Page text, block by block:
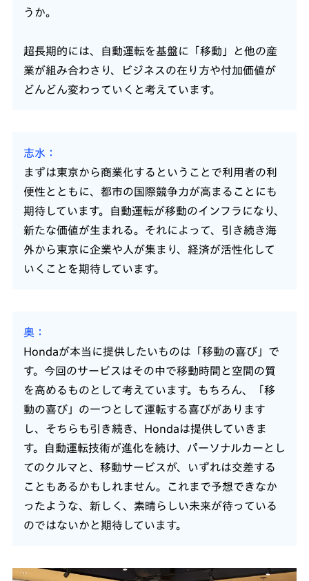
うか。
超長期的には、自動運転を基盤に「移動」と他の産
業が組み合わさり、ビジネスの在り方や付加価値が
どんどん変わっていくと考えています。
志水
まずは東京から商業化するということで利用者の利
便性とともに、都市の国際競争力が高まることにも
期待しています。自動運転が移動のインフラになり、
新たな価値が生まれる。それによって、引き続き海
外から東京に企業や人が集まり、経済が活性化して
いくことを期待しています。
奥
Hondaが本当に提供したいものは「移動の喜び」で
す。今回のサービスはその中で移動時間と空間の質
を高めるものとして考えています。もちろん、「移
動の喜び」の一つとして運転する喜びがあります
し、そちらも引き続き、Hondaは提供していきま
す。自動運転技術が進化を続け、パーソナルカーとし
てのクルマと、移動サービスが、いずれは交差する
こともあるかもしれません。これまで予想できなか
ったような、新しく、素晴らしい未来が待っている
のではないかと期待しています。